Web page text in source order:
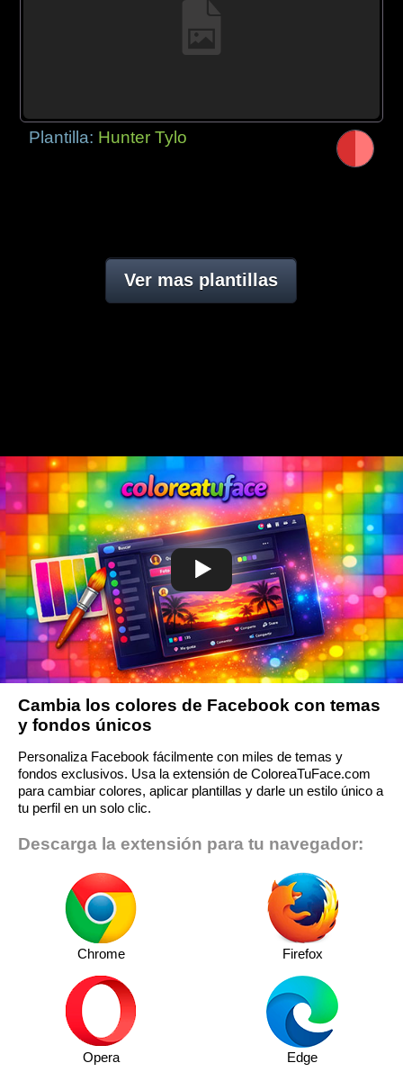
Plantilla: Hunter Tylo
Ver mas plantillas
Cambia los colores de Facebook con temas
y fondos únicos
Personaliza Facebook fácilmente con miles de temas y
fondos exclusivos. Usa la extensión de ColoreaTuFace.com
para cambiar colores, aplicar plantillas y darle un estilo único a
tu perfil en un solo clic.
Descarga la extensión para tu navegador:
Chrome Firefox
Opera Edge